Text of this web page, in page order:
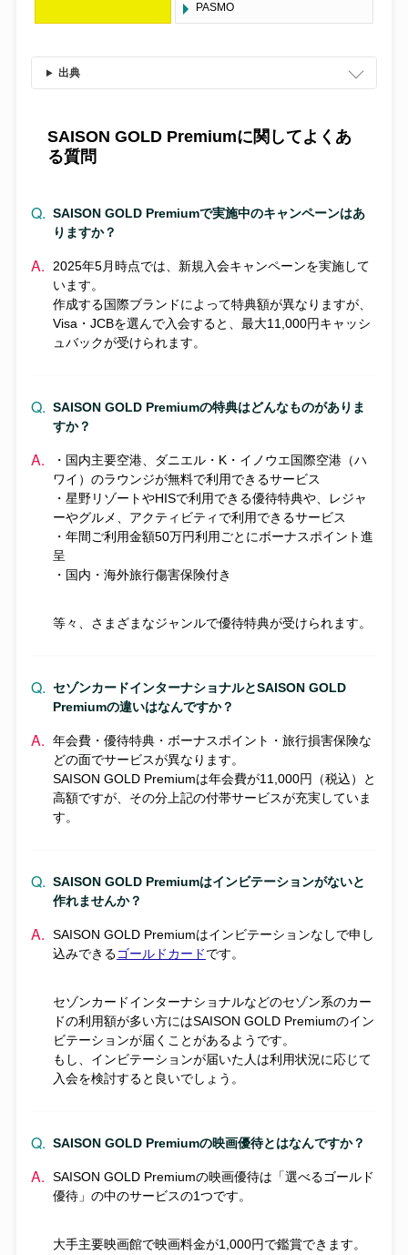
PASMO
出典
SAISON GOLD Premiumに関してよくあ
る質問
SAISON GOLD Premiumで実施中のキャンペーンはあ
りますか？
2025年5月時点では、新規入会キャンペーンを実施して
います。
作成する国際ブランドによって特典額が異なりますが、
Visa・JCBを選んで入会すると、最大11,000円キャッシ
ュバックが受けられます。
SAISON GOLD Premiumの特典はどんなものがありま
すか？
・国内主要空港、ダニエル・K・イノウエ国際空港（ハ
ワイ）のラウンジが無料で利用できるサービス
・星野リゾートやHISで利用できる優待特典や、レジャ
ーやグルメ、アクティビティで利用できるサービス
・年間ご利用金額50万円利用ごとにボーナスポイント進
呈
・国内・海外旅行傷害保険付き
等々、さまざまなジャンルで優待特典が受けられます。
セゾンカードインターナショナルとSAISON GOLD
Premiumの違いはなんですか？
年会費・優待特典・ボーナスポイント・旅行損害保険な
どの面でサービスが異なります。
SAISON GOLD Premiumは年会費が11,000円（税込）と
高額ですが、その分上記の付帯サービスが充実していま
す。
SAISON GOLD Premiumはインビテーションがないと
作れませんか？
SAISON GOLD Premiumはインビテーションなしで申し
込みできるゴールドカードです。
セゾンカードインターナショナルなどのセゾン系のカー
ドの利用額が多い方にはSAISON GOLD Premiumのイン
ビテーションが届くことがあるようです。
もし、インビテーションが届いた人は利用状況に応じて
入会を検討すると良いでしょう。
SAISON GOLD Premiumの映画優待とはなんですか？
SAISON GOLD Premiumの映画優待は「選べるゴールド
優待」の中のサービスの1つです。
大手主要映画館で映画料金が1,000円で鑑賞できます。